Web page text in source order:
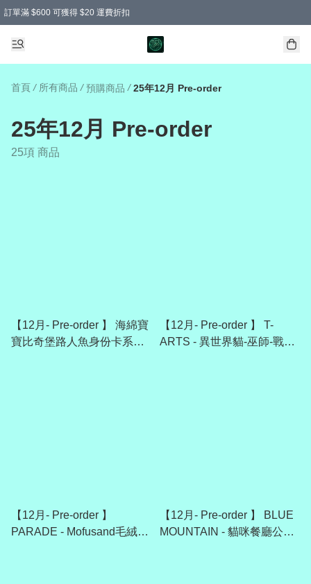
訂單滿 $600 可獲得 $20 運費折扣
首頁 / 所有商品 / 預購商品 / 25年12月 Pre-order
25年12月 Pre-order
25項 商品
【12月- Pre-order 】 海綿寶
寶比奇堡路人魚身份卡系列-
【12月- Pre-order 】 T-
ARTS - 異世界貓-巫師-戰士-
【12月- Pre-order 】
PARADE - Mofusand毛絨貓
【12月- Pre-order 】 BLUE
MOUNTAIN - 貓咪餐廳公仔